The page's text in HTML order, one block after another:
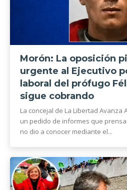
Morón: La oposición
urgente al Ejecutivo
laboral del prófugo
sigue cobrando
La concejal de La Libertad
un pedido de informes que
no dio a conocer mediante el...